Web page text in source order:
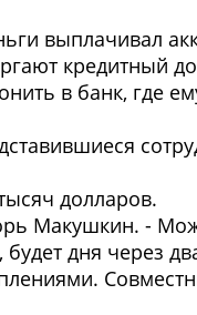
выплачивал
кредитный
в банк, где
долларов.
Макушкин. -
дня через